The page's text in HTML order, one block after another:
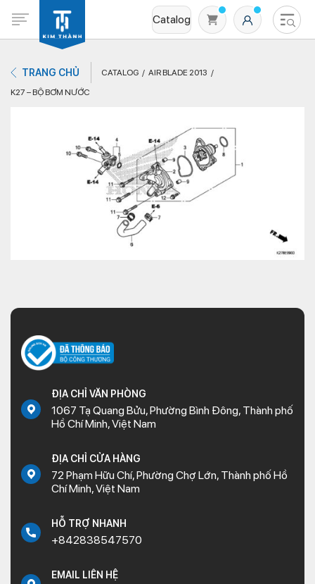
Catalog
Không có sản phẩm nào trong giỏ hàng
TRANG CHỦ CATALOG
AIR BLADE 2013
K27 – BỘ BƠM NƯỚC
ĐỊA CHỈ VĂN PHÒNG
1067 Tạ Quang Bửu, Phường Bình Đông, Thành phố
Hồ Chí Minh, Việt Nam
ĐỊA CHỈ CỬA HÀNG
72 Phạm Hữu Chí, Phường Chợ Lớn, Thành phố Hồ
Chí Minh, Việt Nam
HỖ TRỢ NHANH
+842838547570
EMAIL LIÊN HỆ